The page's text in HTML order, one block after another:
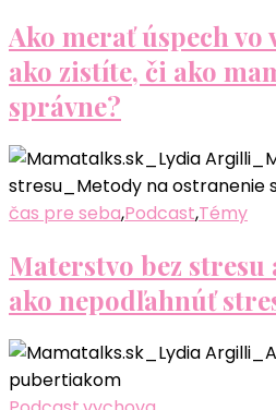
Ako merať úspech vo
ako zistíte, či ako
správne?
čas pre seba,Podcast,Témy
Materstvo bez stresu
ako nepodľahnúť